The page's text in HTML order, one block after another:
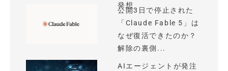
発想
公開3日で停止された
「Claude Fable 5」は
なぜ復活できたのか？
解除の裏側...
AIエージェントが発注